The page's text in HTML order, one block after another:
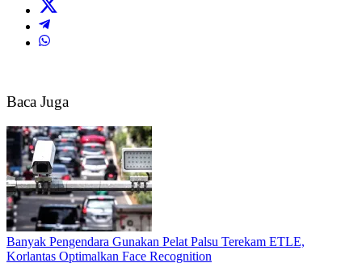
Baca Juga
Banyak Pengendara Gunakan Pelat Palsu Terekam ETLE,
Korlantas Optimalkan Face Recognition